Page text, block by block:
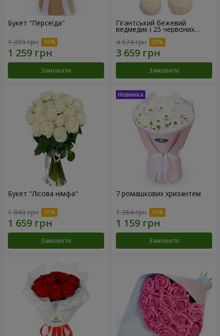
Букет "Персеїда"
1 399 грн
Замовити
Гігантський бежевий
ведмедик і 25 червоних
троянд
4 574 грн
Замовити
Букет "Лісова німфа"
1 843 грн
Замовити
7 ромашкових хризантем
1 364 грн
Замовити